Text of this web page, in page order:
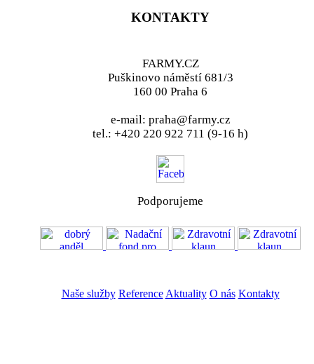
KONTAKTY
FARMY.CZ
Puškinovo náměstí 681/3
160 00 Praha 6
e-mail: praha@farmy.cz
tel.: +420 220 922 711 (9-16 h)
Podporujeme
Naše služby Reference Aktuality O nás Kontakty